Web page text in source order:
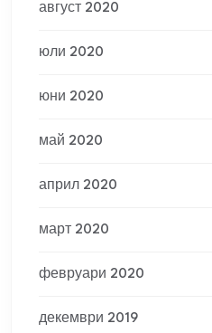
август 2020
юли 2020
юни 2020
май 2020
април 2020
март 2020
февруари 2020
декември 2019